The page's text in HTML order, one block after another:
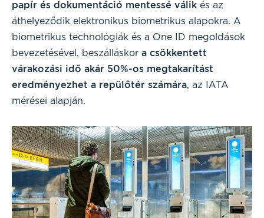
papír és dokumentáció mentessé válik és az
áthelyeződik elektronikus biometrikus alapokra. A
biometrikus technológiák és a One ID megoldások
bevezetésével, beszálláskor a csökkentett
várakozási idő akár 50%-os megtakarítást
eredményezhet a repülőtér számára, az IATA
mérései alapján.